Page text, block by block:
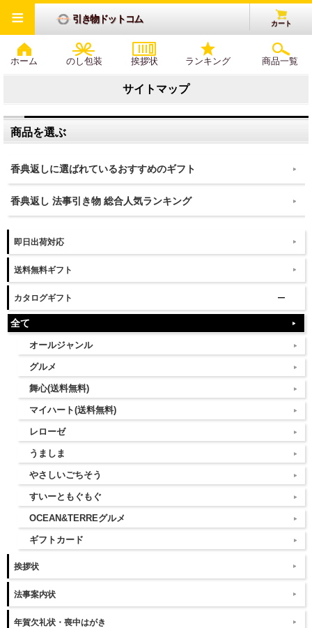
引き物ドットコム カート
ホーム のし包装 挨拶状 ランキング 商品一覧
≡
サイトマップ
商品を選ぶ
香典返しに選ばれているおすすめのギフト
香典返し 法事引き物 総合人気ランキング
即日出荷対応
送料無料ギフト
カタログギフト
全て
オールジャンル
グルメ
舞心(送料無料)
マイハート(送料無料)
レローゼ
うましま
やさしいごちそう
すいーともぐもぐ
OCEAN&TERREグルメ
ギフトカード
挨拶状
法事案内状
年賀欠礼状・喪中はがき